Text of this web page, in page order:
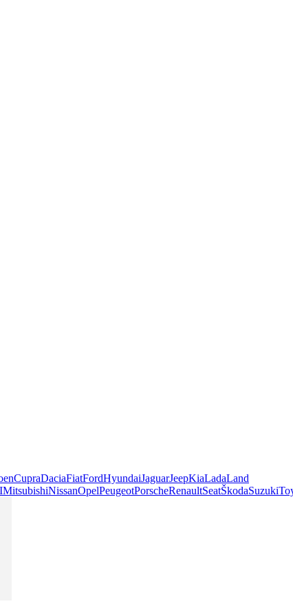
CupraDaciaFiatFordHyundaiJaguarJeepKiaLadaLand
MitsubishiNissanOpelPeugeotPorscheRenaultSeatŠkodaSuzuki